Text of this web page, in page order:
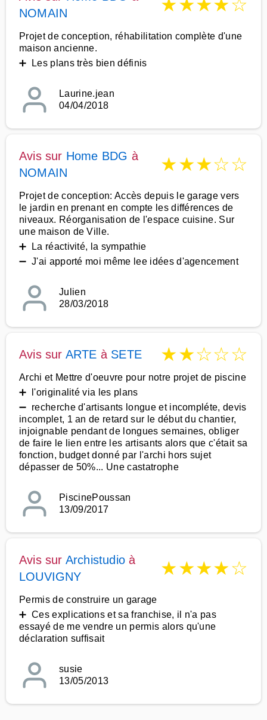
NOMAIN
★★★★☆
Projet de conception, réhabilitation complète d'une
maison ancienne.
➕ Les plans très bien définis
Laurine.jean
04/04/2018
Avis sur Home BDG à
NOMAIN
★★★☆☆
Projet de conception: Accès depuis le garage vers
le jardin en prenant en compte les différences de
niveaux. Réorganisation de l'espace cuisine. Sur
une maison de Ville.
➕ La réactivité, la sympathie
➖ J'ai apporté moi même lee idées d'agencement
Julien
28/03/2018
Avis sur ARTE à SETE ★★☆☆☆
Archi et Mettre d'oeuvre pour notre projet de piscine
➕ l'originalité via les plans
➖ recherche d'artisants longue et incompléte, devis
incomplet, 1 an de retard sur le début du chantier,
injoignable pendant de longues semaines, obliger
de faire le lien entre les artisants alors que c'était sa
fonction, budget donné par l'archi hors sujet
dépasser de 50%... Une castatrophe
PiscinePoussan
13/09/2017
Avis sur Archistudio à
LOUVIGNY
★★★★☆
Permis de construire un garage
➕ Ces explications et sa franchise, il n'a pas
essayé de me vendre un permis alors qu'une
déclaration suffisait
susie
13/05/2013